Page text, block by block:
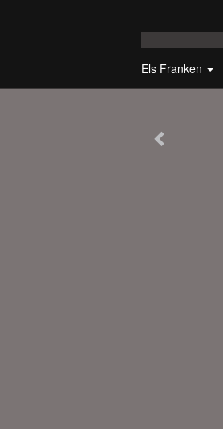
Els Franken